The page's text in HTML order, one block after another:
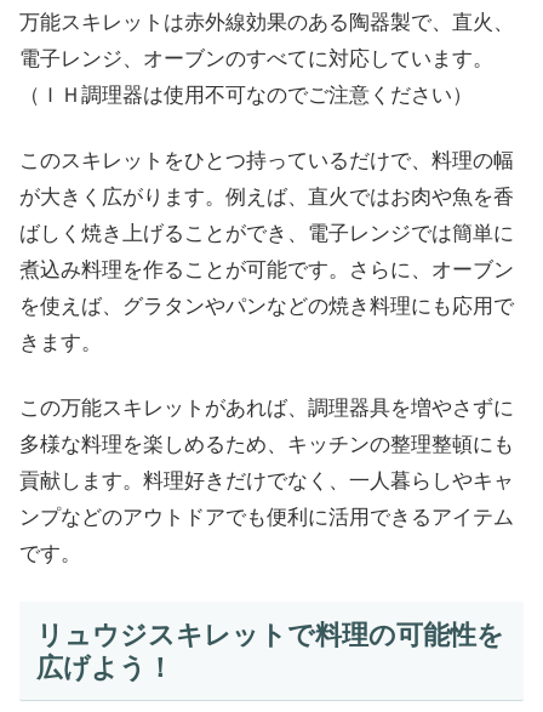
万能スキレットは赤外線効果のある陶器製で、直火、
電子レンジ、オーブンのすべてに対応しています。
（ＩＨ調理器は使用不可なのでご注意ください）
このスキレットをひとつ持っているだけで、料理の幅
が大きく広がります。例えば、直火ではお肉や魚を香
ばしく焼き上げることができ、電子レンジでは簡単に
煮込み料理を作ることが可能です。さらに、オーブン
を使えば、グラタンやパンなどの焼き料理にも応用で
きます。
この万能スキレットがあれば、調理器具を増やさずに
多様な料理を楽しめるため、キッチンの整理整頓にも
貢献します。料理好きだけでなく、一人暮らしやキャ
ンプなどのアウトドアでも便利に活用できるアイテム
です。
リュウジスキレットで料理の可能性を
広げよう！